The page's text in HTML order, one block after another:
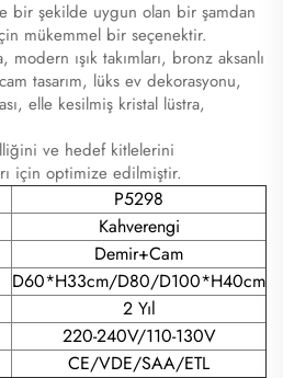
bir şekilde uygun olan bir şamdan
mükemmel bir seçenektir.
ışık takımları, bronz aksanlı
cam tasarım, lüks ev dekorasyonu,
elle kesilmiş kristal lüstra,
ve hedef kitlelerini
için optimize edilmiştir.
P5298
Kahverengi
Demir+Cam
D60*H33cm/D80/D100*H40cm
2 Yıl
220-240V/110-130V
CE/VDE/SAA/ETL